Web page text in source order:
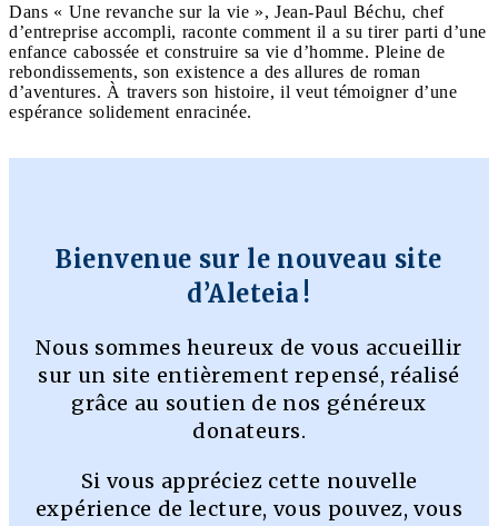
Dans « Une revanche sur la vie », Jean-Paul Béchu, chef
d’entreprise accompli, raconte comment il a su tirer parti d’une
enfance cabossée et construire sa vie d’homme. Pleine de
rebondissements, son existence a des allures de roman
d’aventures. À travers son histoire, il veut témoigner d’une
espérance solidement enracinée.
Bienvenue sur le nouveau site
d’Aleteia !
Nous sommes heureux de vous accueillir
sur un site entièrement repensé, réalisé
grâce au soutien de nos généreux
donateurs.
Si vous appréciez cette nouvelle
expérience de lecture, vous pouvez, vous